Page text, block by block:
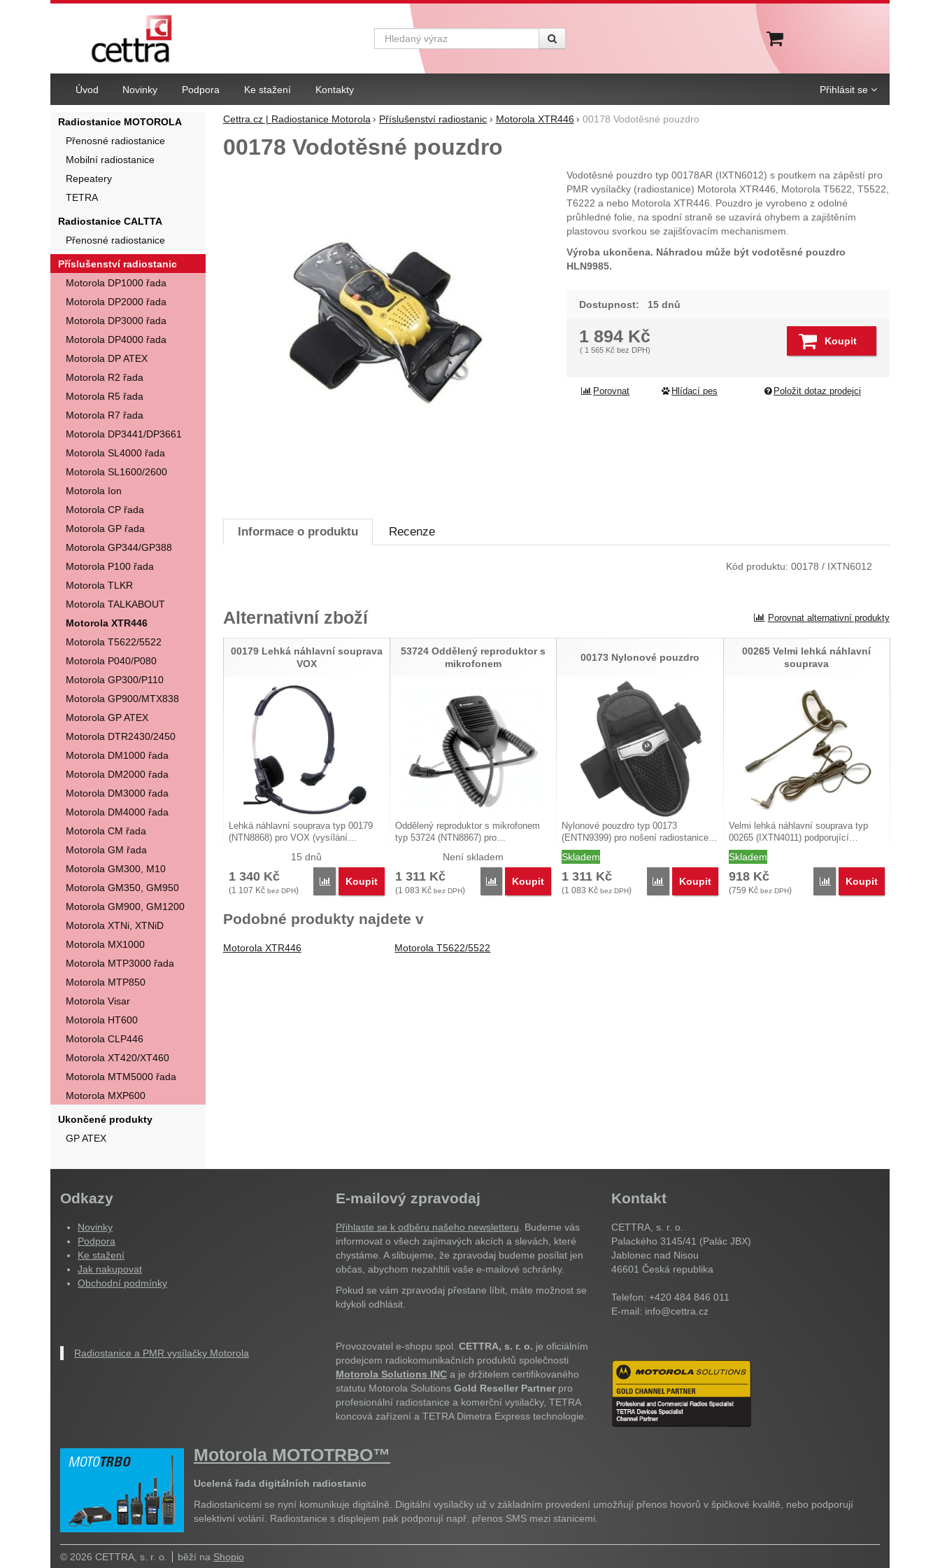
Cettra.cz | Radiostanice Motorola Příslušenství radiostanic Motorola XTR446 00178 Vodotěsné pouzdro
00178 Vodotěsné pouzdro
Vodotěsné pouzdro typ 00178AR (IXTN6012) s poutkem na zápěstí pro
PMR vysílačky (radiostanice) Motorola XTR446, Motorola T5622, T5522,
T6222 a nebo Motorola XTR446. Pouzdro je vyrobeno z odolné
průhledné folie, na spodní straně se uzavírá ohybem a zajištěním
plastovou svorkou se zajišťovacím mechanismem.
Výroba ukončena. Náhradou může být vodotěsné pouzdro
HLN9985.
Dostupnost: 15 dnů
1 894 Kč
(1 565 Kč bez DPH)
Koupit
Porovnat Hlídací pes Položit dotaz prodejci
Informace o produktu Recenze
Kód produktu: 00178 / IXTN6012
Alternativní zboží Porovnat alternativní produkty
00179 Lehká náhlavní souprava
VOX
Lehká náhlavní souprava typ 00179
(NTN8868) pro VOX (vysílání…
15 dnů
1 340 Kč
(1 107 Kč bez DPH)
Porovnat
Koupit
53724 Oddělený reproduktor s
mikrofonem
Oddělený reproduktor s mikrofonem
typ 53724 (NTN8867) pro…
Není skladem
1 311 Kč
(1 083 Kč bez DPH)
Porovnat
Koupit
00173 Nylonové pouzdro
Nylonové pouzdro typ 00173
(ENTN9399) pro nošení radiostanice…
Skladem
1 311 Kč
(1 083 Kč bez DPH)
Porovnat
Koupit
00265 Velmi lehká náhlavní
souprava
Velmi lehká náhlavní souprava typ
00265 (IXTN4011) podporující…
Skladem
918 Kč
(759 Kč bez DPH)
Porovnat
Koupit
Podobné produkty najdete v
Motorola XTR446 Motorola T5622/5522
Radiostanice MOTOROLA
Přenosné radiostanice
Mobilní radiostanice
Repeatery
TETRA
Radiostanice CALTTA
Přenosné radiostanice
Příslušenství radiostanic
Motorola DP1000 řada
Motorola DP2000 řada
Motorola DP3000 řada
Motorola DP4000 řada
Motorola DP ATEX
Motorola R2 řada
Motorola R5 řada
Motorola R7 řada
Motorola DP3441/DP3661
Motorola SL4000 řada
Motorola SL1600/2600
Motorola Ion
Motorola CP řada
Motorola GP řada
Motorola GP344/GP388
Motorola P100 řada
Motorola TLKR
Motorola TALKABOUT
Motorola XTR446
Motorola T5622/5522
Motorola P040/P080
Motorola GP300/P110
Motorola GP900/MTX838
Motorola GP ATEX
Motorola DTR2430/2450
Motorola DM1000 řada
Motorola DM2000 řada
Motorola DM3000 řada
Motorola DM4000 řada
Motorola CM řada
Motorola GM řada
Motorola GM300, M10
Motorola GM350, GM950
Motorola GM900, GM1200
Motorola XTNi, XTNiD
Motorola MX1000
Motorola MTP3000 řada
Motorola MTP850
Motorola Visar
Motorola HT600
Motorola CLP446
Motorola XT420/XT460
Motorola MTM5000 řada
Motorola MXP600
Ukončené produkty
GP ATEX
Navigace
Úvod Novinky Podpora Ke stažení Kontakty Přihlásit se
Vyhledávání
Odkazy
Novinky
Podpora
Ke stažení
Jak nakupovat
Obchodní podmínky
Radiostanice a PMR vysílačky Motorola
E-mailový zpravodaj
Přihlaste se k odběru našeho newsletteru . Budeme vás
informovat o všech zajímavých akcích a slevách, které
chystáme. A slibujeme, že zpravodaj budeme posílat jen
občas, abychom nezahltili vaše e-mailové schránky.
Pokud se vám zpravodaj přestane líbit, máte možnost se
kdykoli odhlásit.
Provozovatel e-shopu spol. CETTRA, s. r. o. je oficiálním
prodejcem radiokomunikačních produktů společnosti
Motorola Solutions INCa je držitelem certifikovaného
statutu Motorola Solutions Gold Reseller Partnerpro
profesionální radiostanice a komerční vysilačky, TETRA
koncová zařízení a TETRA Dimetra Express technologie.
Kontakt
CETTRA, s. r. o.
Palackého 3145/41 (Palác JBX)
Jablonec nad Nisou
46601 Česká republika
Telefon: +420 484 846 011
E-mail: info@cettra.cz
Motorola MOTOTRBO™
Ucelená řada digitálních radiostanic
Radiostanicemi se nyní komunikuje digitálně. Digitální vysílačky už v základním provedení umožňují přenos hovorů v špičkové kvalitě, nebo podporují
selektivní volání. Radiostanice s displejem pak podporují např. přenos SMS mezi stanicemi.
© 2026 CETTRA, s. r. o. běží na Shopio